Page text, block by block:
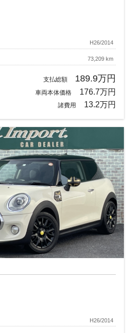
H26/2014
73,209 km
支払総額 189.9万円
車両本体価格 176.7万円
諸費用 13.2万円
H26/2014